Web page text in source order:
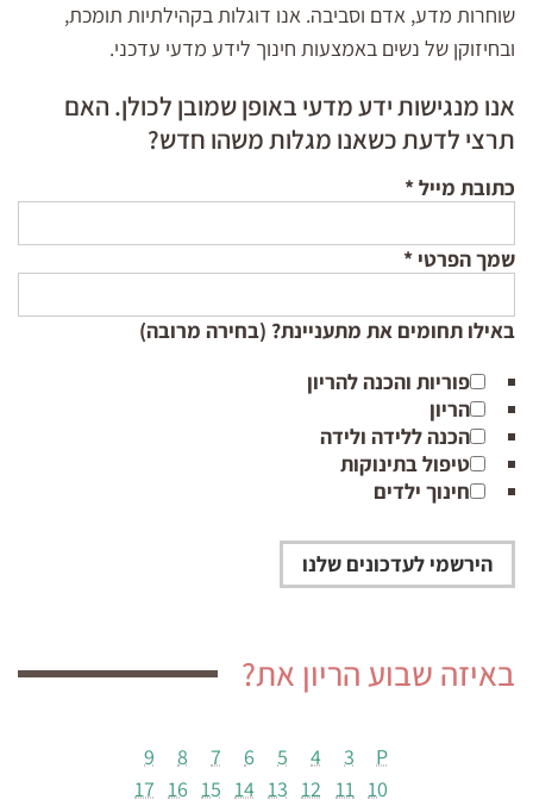
שוחרות מדע, אדם וסביבה. אנו דוגלות בקהילתיות תומכת,
ובחיזוקן של נשים באמצעות חינוך לידע מדעי עדכני.
אנו מנגישות ידע מדעי באופן שמובן לכולן. האם
תרצי לדעת כשאנו מגלות משהו חדש?
כתובת מייל*
שמך הפרטי *
באילו תחומים את מתעניינת? (בחירה מרובה)
פוריות והכנה להריון
הריון
הכנה ללידה ולידה
טיפול בתינוקות
חינוך ילדים
באיזה שבוע הריון את?
P
3
4
5
6
7
8
9
10
11
12
13
14
15
16
17